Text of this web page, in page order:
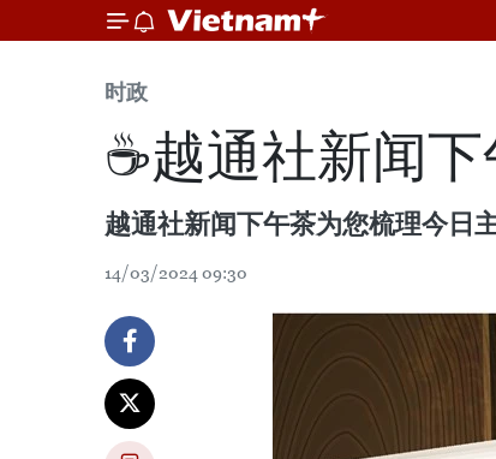
时政
☕️越通社新闻下
越通社新闻下午茶为您梳理今日
14/03/2024 09:30